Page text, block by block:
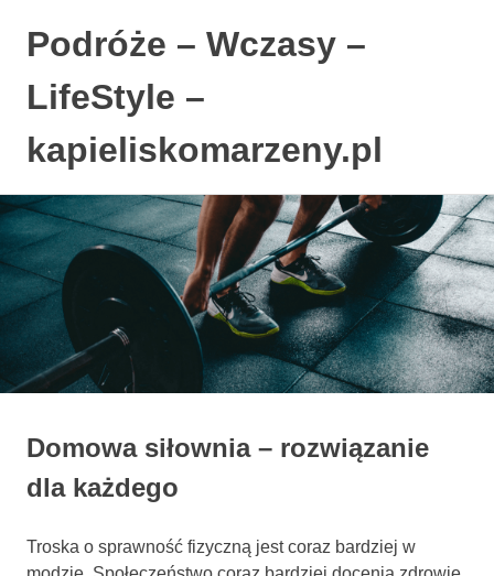
Skip
content
Podróże – Wczasy –
LifeStyle –
kapieliskomarzeny.pl
Blog
LifeStyle.
Domowa siłownia – rozwiązanie
dla każdego
Troska o sprawność fizyczną jest coraz bardziej w